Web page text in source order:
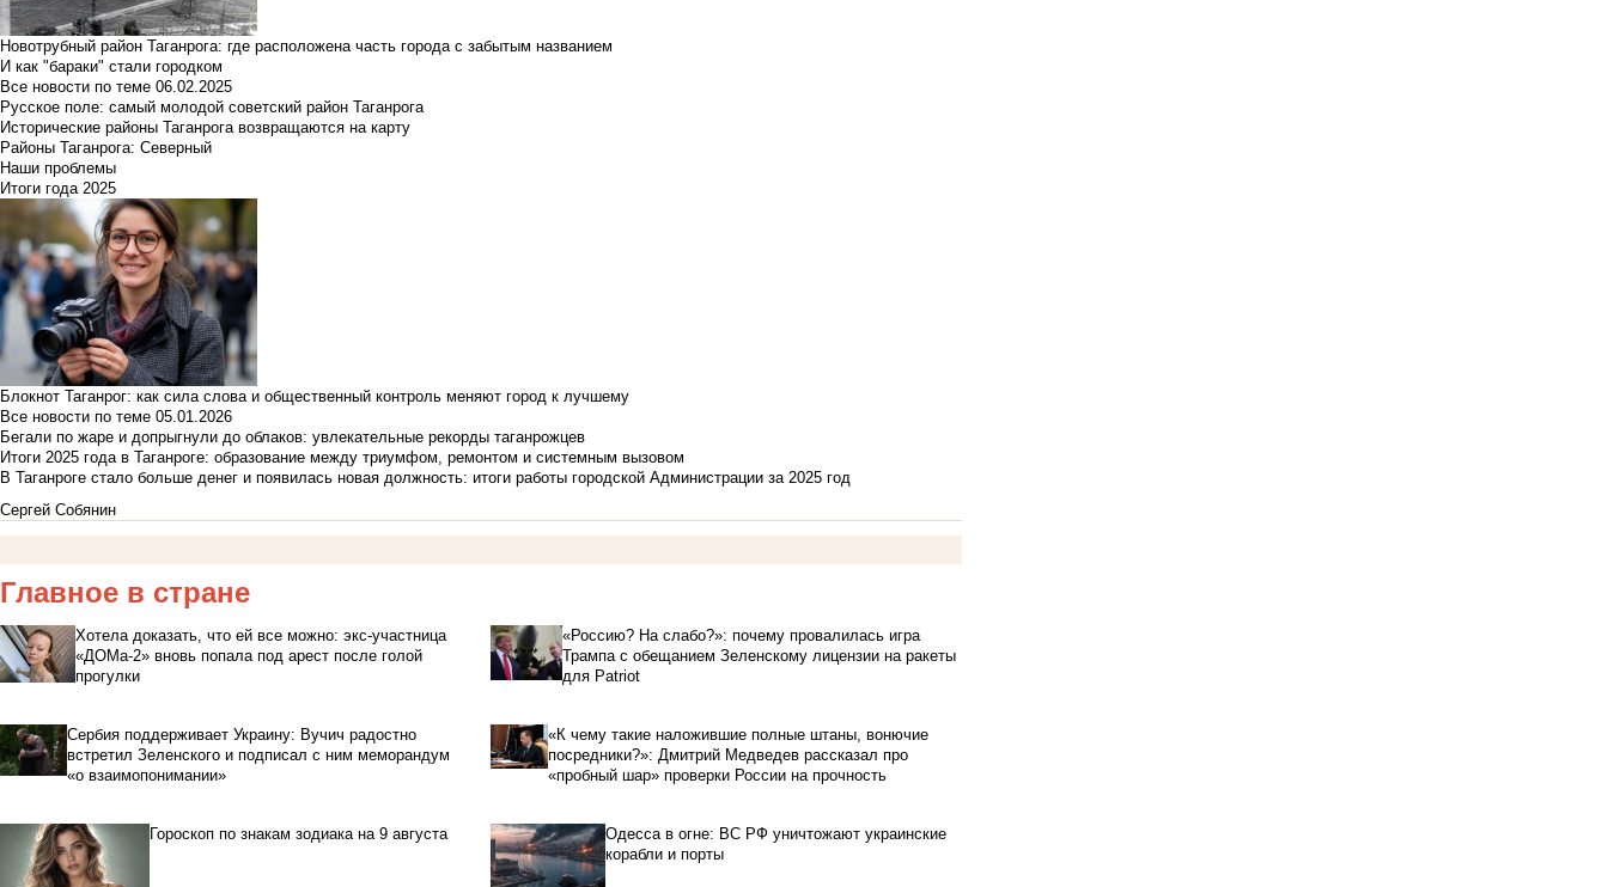
Новотрубный район Таганрога: где расположена часть города с забытым названием
И как "бараки" стали городком
Все новости по теме 06.02.2025
Русское поле: самый молодой советский район Таганрога
Исторические районы Таганрога возвращаются на карту
Районы Таганрога: Северный
Наши проблемы
Итоги года 2025
Блокнот Таганрог: как сила слова и общественный контроль меняют город к лучшему
Все новости по теме 05.01.2026
Бегали по жаре и допрыгнули до облаков: увлекательные рекорды таганрожцев
Итоги 2025 года в Таганроге: образование между триумфом, ремонтом и системным вызовом
В Таганроге стало больше денег и появилась новая должность: итоги работы городской Администрации за 2025 год
Сергей Собянин
Главное в стране
Хотела доказать, что ей все можно: экс-участница
«ДОМа-2» вновь попала под арест после голой
прогулки
«Россию? На слабо?»: почему провалилась игра
Трампа с обещанием Зеленскому лицензии на ракеты
для Patriot
Сербия поддерживает Украину: Вучич радостно
встретил Зеленского и подписал с ним меморандум
«о взаимопонимании»
«К чему такие наложившие полные штаны, вонючие
посредники?»: Дмитрий Медведев рассказал про
«пробный шар» проверки России на прочность
Гороскоп по знакам зодиака на 9 августа
Одесса в огне: ВС РФ уничтожают украинские
корабли и порты